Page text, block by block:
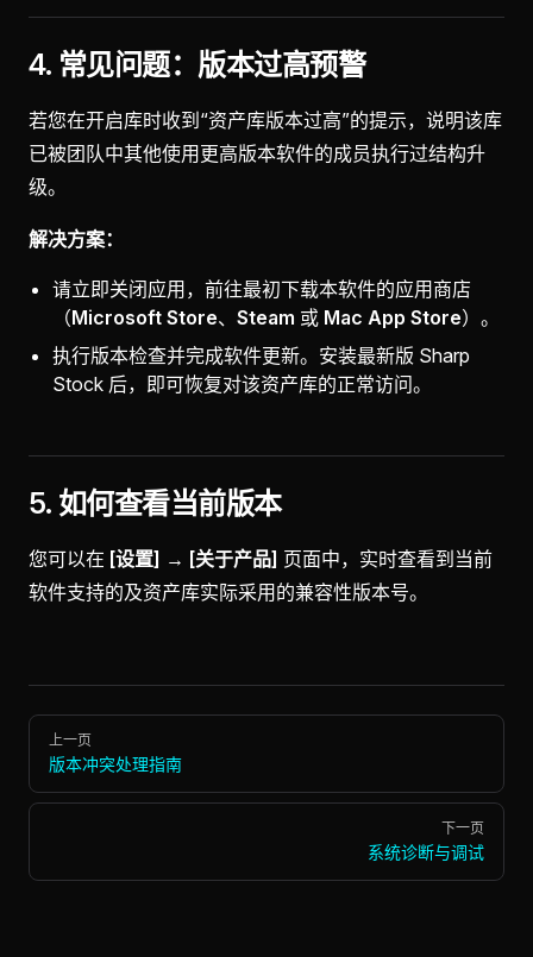
4. 常见问题：版本过高预警
若您在开启库时收到“资产库版本过高”的提示，说明该库
已被团队中其他使用更高版本软件的成员执行过结构升
级。
解决方案：
请立即关闭应用，前往最初下载本软件的应用商店
（Microsoft Store、 Steam 或 Mac App Store）。
执行版本检查并完成软件更新。安装最新版 Sharp
Stock 后，即可恢复对该资产库的正常访问。
5. 如何查看当前版本
您可以在 [设置] → [关于产品] 页面中，实时查看到当前
软件支持的及资产库实际采用的兼容性版本号。
Pager
上一页
版本冲突处理指南
下一页
系统诊断与调试